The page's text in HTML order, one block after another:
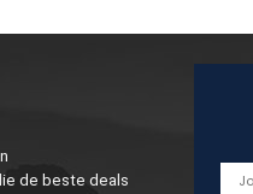
de beste deals